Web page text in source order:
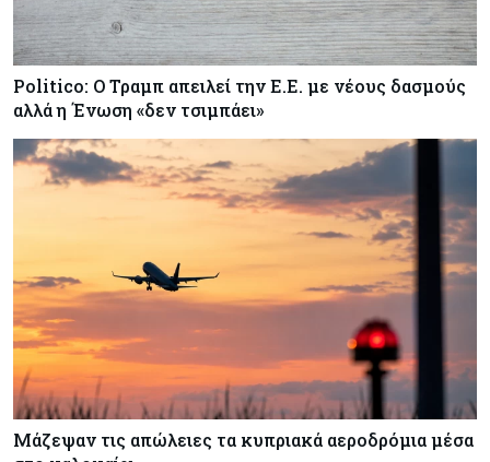
Politico: Ο Τραμπ απειλεί την Ε.Ε. με νέους δασμούς
αλλά η Ένωση «δεν τσιμπάει»
Μάζεψαν τις απώλειες τα κυπριακά αεροδρόμια μέσα